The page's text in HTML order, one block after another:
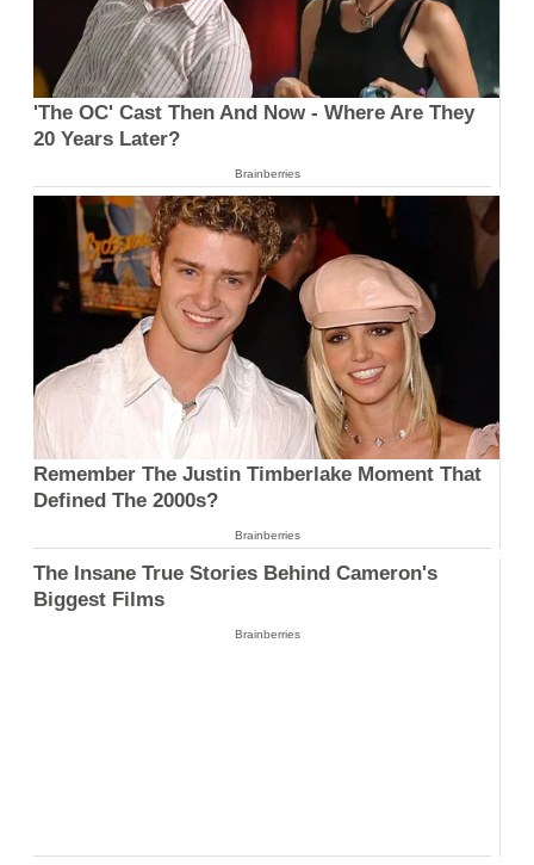
'The OC' Cast Then And Now - Where Are They
20 Years Later?
Brainberries
Remember The Justin Timberlake Moment That
Defined The 2000s?
Brainberries
The Insane True Stories Behind Cameron's
Biggest Films
Brainberries